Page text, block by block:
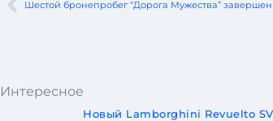
Шестой бронепробег “Дорога Мужества” завершен
Интересное
Новый Lamborghini Revuelto